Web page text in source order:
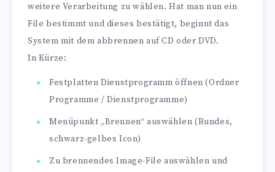
weitere Verarbeitung zu wählen. Hat man nun ein
File bestimmt und dieses bestätigt, beginnt das
System mit dem abbrennen auf CD oder DVD.
In Kürze:
Festplatten Dienstprogramm öffnen (Ordner
Programme / Dienstprogramme)
Menüpunkt „Brennen“ auswählen (Rundes,
schwarz-gelbes Icon)
Zu brennendes Image-File auswählen und